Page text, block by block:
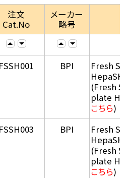
注文
Cat.No
メーカー
略号
FSSH001 BPI
Fresh
HepaSH®
(Fresh
plate
こちら)
FSSH003 BPI
Fresh
HepaSH®
(Fresh
plate
こちら)